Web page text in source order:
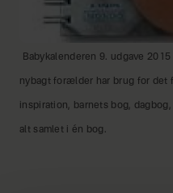
Babykalenderen 9. udgave
nybagt forælder har brug for det
inspiration, barnets bog,
alt samlet i én bog.